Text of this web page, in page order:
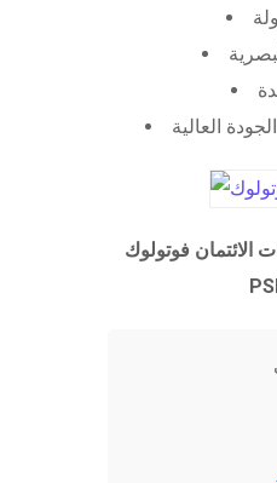
العالية
الائتمان فوتولوك